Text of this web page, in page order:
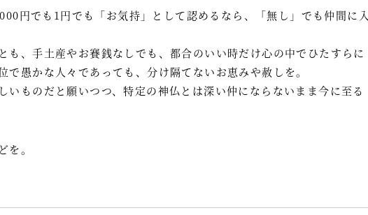
円でも1円でも「お気持」として認めるなら、「無し」でも仲間に入
も、手土産やお賽銭なしでも、都合のいい時だけ心の中でひたすらに
で愚かな人々であっても、分け隔てないお恵みや赦しを。
いものだと願いつつ、特定の神仏とは深い仲にならないまま今に至る
を。